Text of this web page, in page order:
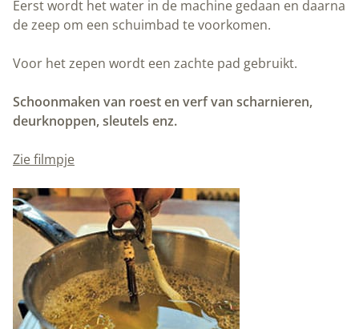
Eerst wordt het water in de machine gedaan en daarna
de zeep om een schuimbad te voorkomen.
Voor het zepen wordt een zachte pad gebruikt.
Schoonmaken van roest en verf van scharnieren,
deurknoppen, sleutels enz.
Zie filmpje